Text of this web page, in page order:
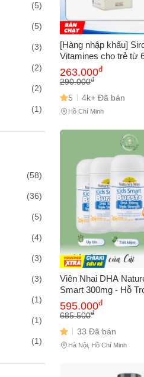
(1)
(1)
(1)
(1)
(1)
(1)
(1)
(1)
(1)
(5)
(5)
(3)
(2)
(2)
(1)
(1)
(1)
(1)
(1)
(58)
(36)
(5)
(4)
(3)
(3)
(1)
(1)
(1)
(1)
[Hàng nhập khẩu]
Vitamines cho trẻ từ
Vitamin tổng hợp 22
cam và mơ, tăng
263.000đ
290.000đ
5 4k+ Đã bán
Hồ Chí Minh
Viên Nhai DHA
Smart 300mg - Hỗ
Trí Não & Thị Lực
- Vị Trái Cây Ngon
595.000đ
685.500đ
33 Đã bán
Hà Nội, Hồ Chí Minh
Email
Mô tả(*)